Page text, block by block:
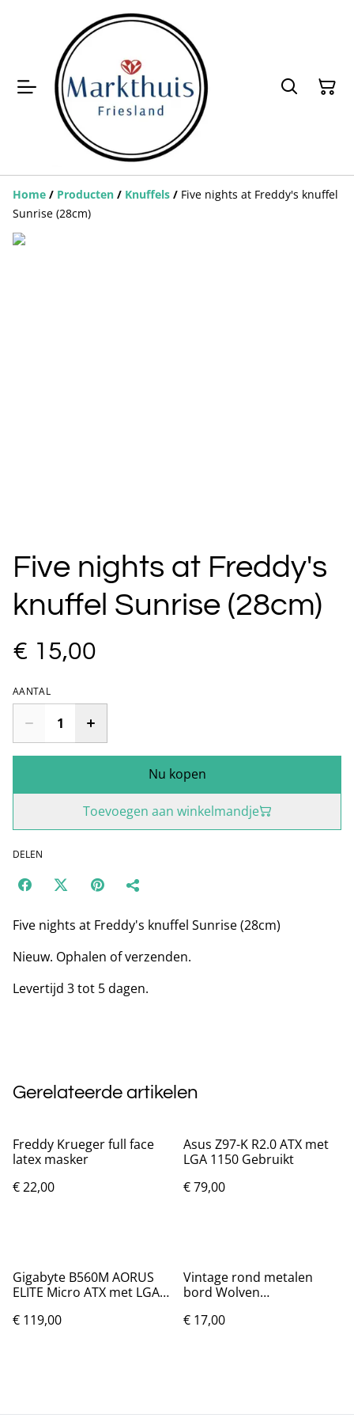
Home / Producten / Knuffels / Five nights at Freddy's knuffel
Sunrise (28cm)
Five nights at Freddy's
knuffel Sunrise (28cm)
€ 15,00
AANTAL
Nu kopen
Toevoegen aan winkelmandje
DELEN
Five nights at Freddy's knuffel Sunrise (28cm)
Nieuw. Ophalen of verzenden.
Levertijd 3 tot 5 dagen.
Gerelateerde artikelen
Freddy Krueger full face
latex masker
€ 22,00
Asus Z97-K R2.0 ATX met
LGA 1150 Gebruikt
€ 79,00
Gigabyte B560M AORUS
ELITE Micro ATX met LGA
€ 119,00
Vintage rond metalen
bord Wolven
€ 17,00